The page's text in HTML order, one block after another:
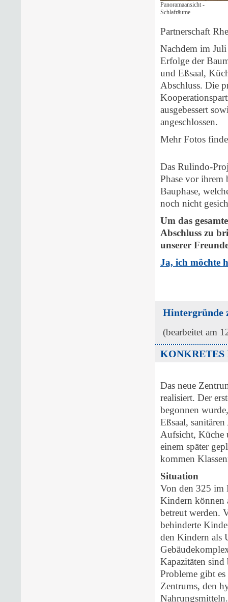
Panoramaansicht -
Schlafräume
Partnerschaft
Nachdem im
Erfolge der
und Eßsaal,
Abschluss. Die
ausgebessert
angeschlossen.
Mehr Fotos
Das Rulindo-
Phase vor ihrem
Bauphase,
noch nicht
Um das
Abschluss zu
unserer
Ja, ich möchte
Hintergründe
(bearbeitet am
KONKRETES
Das neue
realisiert. Der
begonnen
Eßsaal,
Aufsicht, Küche
einem später
kommen
Situation
Von den 325 im
Kindern können
betreut werden.
behinderte
den Kindern als
Kapazitäten
Probleme gibt
Zentrums, den